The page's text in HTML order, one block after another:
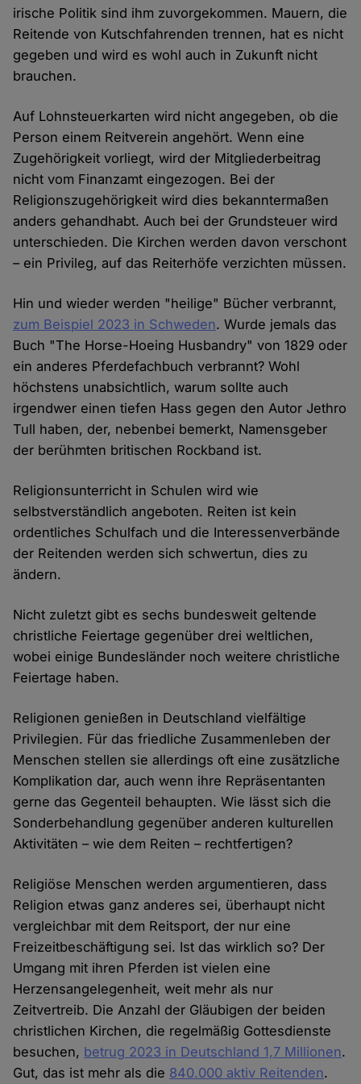
irische Politik sind ihm zuvorgekommen. Mauern, die
Reitende von Kutschfahrenden trennen, hat es nicht
gegeben und wird es wohl auch in Zukunft nicht
brauchen.
Auf Lohnsteuerkarten wird nicht angegeben, ob die
Person einem Reitverein angehört. Wenn eine
Zugehörigkeit vorliegt, wird der Mitgliederbeitrag
nicht vom Finanzamt eingezogen. Bei der
Religionszugehörigkeit wird dies bekanntermaßen
anders gehandhabt. Auch bei der Grundsteuer wird
unterschieden. Die Kirchen werden davon verschont
– ein Privileg, auf das Reiterhöfe verzichten müssen.
Hin und wieder werden "heilige" Bücher verbrannt,
zum Beispiel 2023 in Schweden. Wurde jemals das
Buch "The Horse-Hoeing Husbandry" von 1829 oder
ein anderes Pferdefachbuch verbrannt? Wohl
höchstens unabsichtlich, warum sollte auch
irgendwer einen tiefen Hass gegen den Autor Jethro
Tull haben, der, nebenbei bemerkt, Namensgeber
der berühmten britischen Rockband ist.
Religionsunterricht in Schulen wird wie
selbstverständlich angeboten. Reiten ist kein
ordentliches Schulfach und die Interessenverbände
der Reitenden werden sich schwertun, dies zu
ändern.
Nicht zuletzt gibt es sechs bundesweit geltende
christliche Feiertage gegenüber drei weltlichen,
wobei einige Bundesländer noch weitere christliche
Feiertage haben.
Religionen genießen in Deutschland vielfältige
Privilegien. Für das friedliche Zusammenleben der
Menschen stellen sie allerdings oft eine zusätzliche
Komplikation dar, auch wenn ihre Repräsentanten
gerne das Gegenteil behaupten. Wie lässt sich die
Sonderbehandlung gegenüber anderen kulturellen
Aktivitäten – wie dem Reiten – rechtfertigen?
Religiöse Menschen werden argumentieren, dass
Religion etwas ganz anderes sei, überhaupt nicht
vergleichbar mit dem Reitsport, der nur eine
Freizeitbeschäftigung sei. Ist das wirklich so? Der
Umgang mit ihren Pferden ist vielen eine
Herzensangelegenheit, weit mehr als nur
Zeitvertreib. Die Anzahl der Gläubigen der beiden
christlichen Kirchen, die regelmäßig Gottesdienste
besuchen, betrug 2023 in Deutschland 1,7 Millionen.
Gut, das ist mehr als die 840.000 aktiv Reitenden.